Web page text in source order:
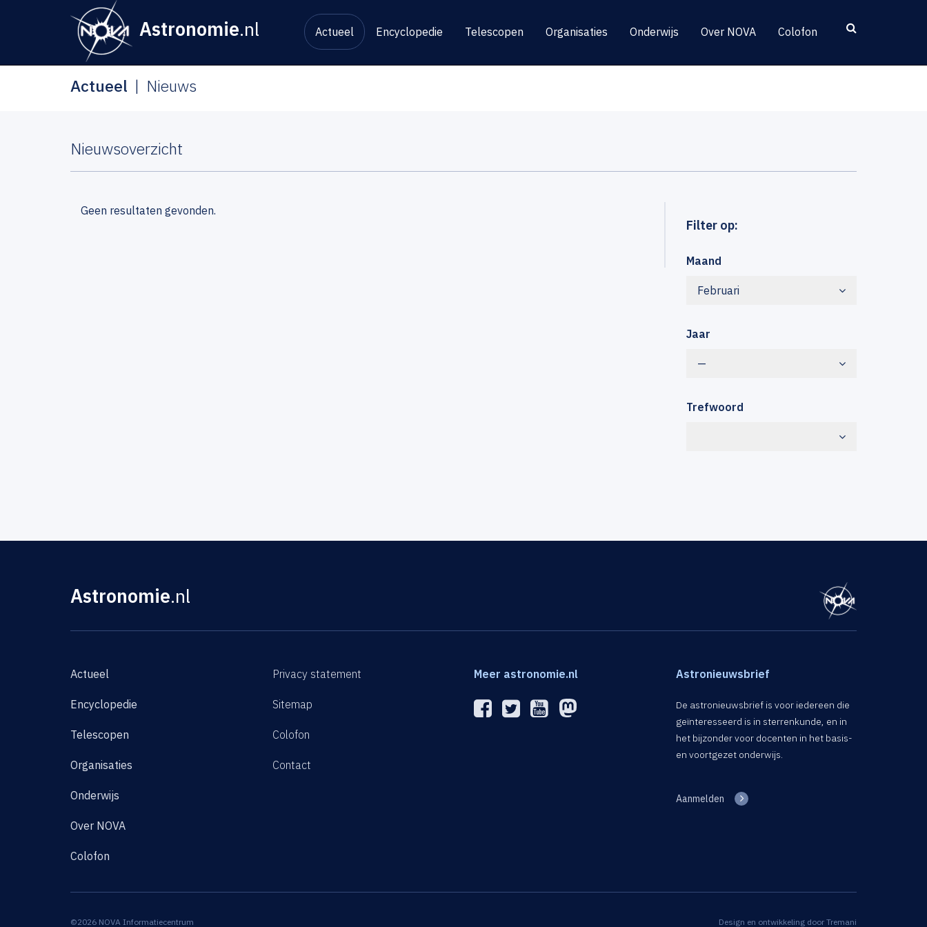
Astronomie.nl Actueel Encyclopedie Telescopen Organisaties Onderwijs Over NOVA Colofon
Actueel Nieuws
Nieuwsoverzicht
Filter op:
Maand
Februari
Jaar
—
Trefwoord
Geen resultaten gevonden.
Astronomie.nl
Actueel
Encyclopedie
Telescopen
Organisaties
Onderwijs
Over NOVA
Colofon
Privacy statement
Sitemap
Colofon
Contact
Meer astronomie.nl Astronieuwsbrief
De astronieuwsbrief is voor iedereen die
geïnteresseerd is in sterrenkunde, en in
het bijzonder voor docenten in het basis-
en voortgezet onderwijs.
Aanmelden
©2026 NOVA Informatiecentrum Design en ontwikkeling door Tremani